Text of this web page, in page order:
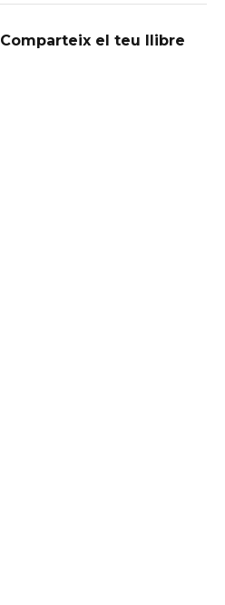
Comparteix el teu llibre